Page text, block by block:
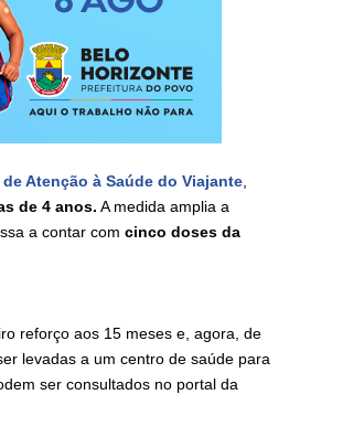
Atenção à Saúde do Viajante,
de 4 anos. A medida amplia a
a contar com cinco doses da
reforço aos 15 meses e, agora, de
levadas a um centro de saúde para
ser consultados no portal da